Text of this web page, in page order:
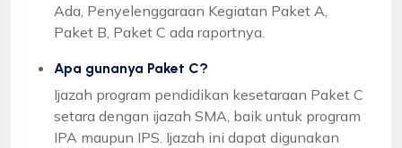
Ada, Penyelenggaraan Kegiatan Paket A,
Paket B, Paket C ada raportnya.
Apa gunanya Paket C?
Ijazah program pendidikan kesetaraan Paket C
setara dengan ijazah SMA, baik untuk program
IPA maupun IPS. Ijazah ini dapat digunakan